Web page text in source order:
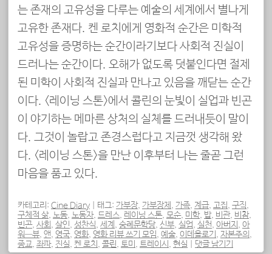
는 존재의 고유성을 다루는 예술의 세계에서 별나게
고유한 존재다. 켄 로치에게 영화적 순간은 미학적
고유성을 증명하는 순간이라기보다 사회적 진실이
드러나는 순간이다. 오해가 없도록 덧붙인다면 절제
된 미학이 사회적 진실과 만나고 있음을 깨닫는 순간
이다. <레이닝 스톤>에서 콜린의 눈빛이 실업과 빈곤
이 야기하는 메마른 상처의 실체를 드러내듯이 말이
다. 그것이 놀랍고 존경스럽다고 지금껏 생각해 왔
다. <레이닝 스톤>을 만난 이후부터 나는 줄곧 그런
마음을 품고 있다.
카테고리: Cine Diary 태그: 가부장, 가부장제 , 가족, 계급, 고집, 구직,
구체적 삶, 노동, 노동자, 드레스, 레이닝 스톤, 모순, 미학, 밥, 비관, 비참,
빈곤, 사회, 살인, 성찬식, 세계 , 숭례문학당, 신부, 실업, 실천, 아버지 , 아
워—뷰, 앤, 영국, 영화, 영화 리뷰 쓰기 모임, 예술, 이데올로기 , 자본주의,
종교, 좌파, 진실, 켄 로치 , 콜린, 토미 , 트레이시 , 현실 댓글 남기기